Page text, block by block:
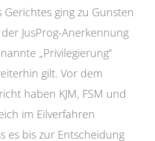
ging zu Gunsten
JusProg-Anerkennung
„Privilegierung“
gilt. Vor dem
haben KJM, FSM und
im Eilverfahren
es bis zur Entscheidung